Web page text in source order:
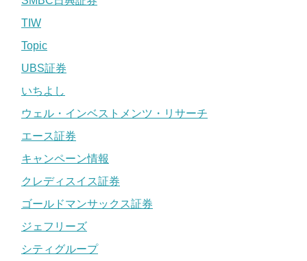
TIW
Topic
UBS証券
いちよし
ウェル・インベストメンツ・リサーチ
エース証券
キャンペーン情報
クレディスイス証券
ゴールドマンサックス証券
ジェフリーズ
シティグループ